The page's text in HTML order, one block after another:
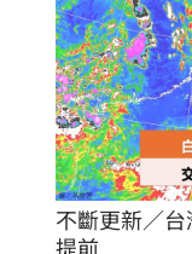
不斷更新／
提前